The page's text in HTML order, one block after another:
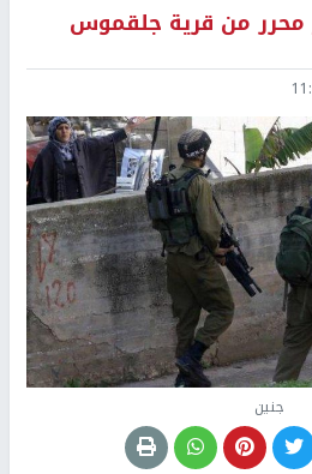
محرر من قرية جلقموس
جنين